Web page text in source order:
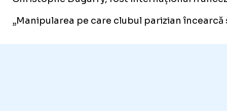
„Manipularea pe care clubul parizian